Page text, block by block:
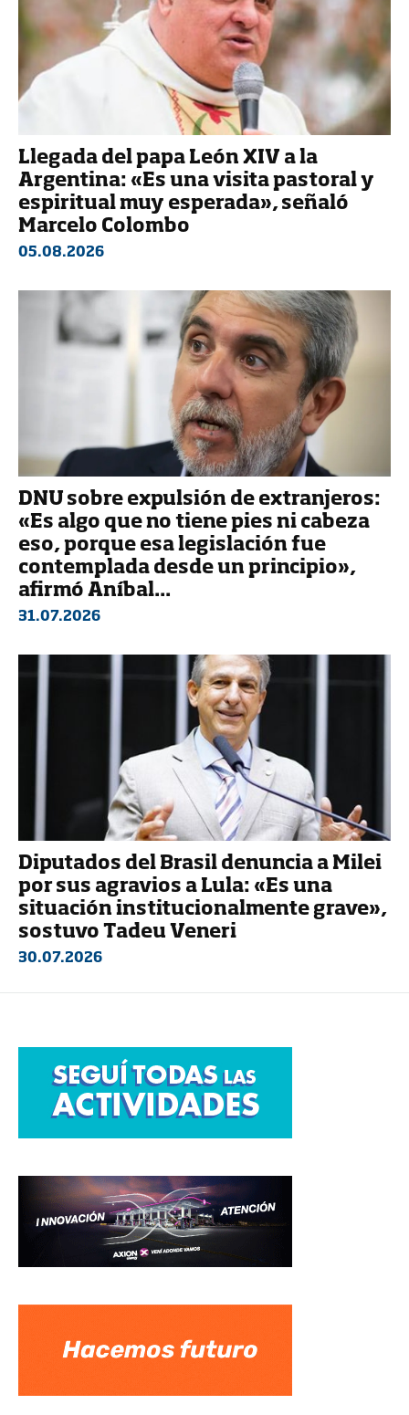
Llegada del papa León XIV a la
Argentina: «Es una visita pastoral y
espiritual muy esperada», señaló
Marcelo Colombo
05.08.2026
DNU sobre expulsión de extranjeros:
«Es algo que no tiene pies ni cabeza
eso, porque esa legislación fue
contemplada desde un principio»,
afirmó Aníbal...
31.07.2026
Diputados del Brasil denuncia a Milei
por sus agravios a Lula: «Es una
situación institucionalmente grave»,
sostuvo Tadeu Veneri
30.07.2026